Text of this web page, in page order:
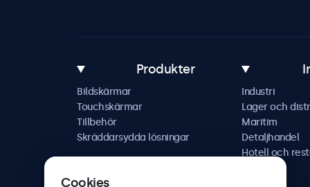
Produkter
Bildskärmar
Touchskärmar
Tillbehör
Skräddarsydda lösningar
Industri
Lager och
Maritim
Detaljhandel
Hotell och
Cookies